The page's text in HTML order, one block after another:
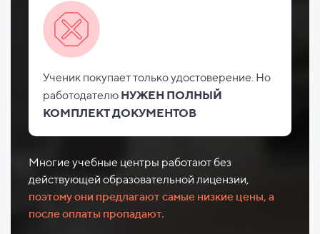
Ученик покупает только удостоверение. Но
работодателю НУЖЕН ПОЛНЫЙ
КОМПЛЕКТ ДОКУМЕНТОВ
Многие учебные центры работают без
действующей образовательной лицензии,
поэтому они предлагают самые низкие цены, а
после оплаты пропадают.